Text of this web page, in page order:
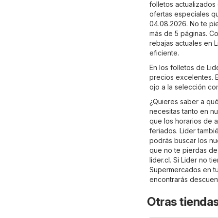
folletos actualizados
ofertas especiales
04.08.2026. No te
más de 5 páginas.
rebajas actuales en
eficiente.
En los folletos de
precios excelentes.
ojo a la selección
¿Quieres saber a
necesitas tanto en
que los horarios de
feriados. Lider
podrás buscar los
que no te pierdas
lider.cl. Si Lider no
Supermercados en
encontrarás
Otras